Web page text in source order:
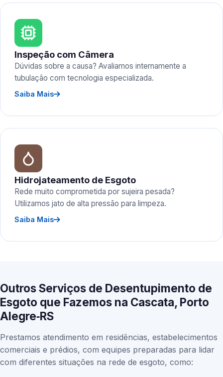
Inspeção com Câmera
Dúvidas sobre a causa? Avaliamos internamente a
tubulação com tecnologia especializada.
Saiba Mais
Hidrojateamento de Esgoto
Rede muito comprometida por sujeira pesada?
Utilizamos jato de alta pressão para limpeza.
Saiba Mais
Outros Serviços de Desentupimento de
Esgoto que Fazemos na Cascata, Porto
Alegre‑RS
Prestamos atendimento em residências, estabelecimentos
comerciais e prédios, com equipes preparadas para lidar
com diferentes situações na rede de esgoto, como: